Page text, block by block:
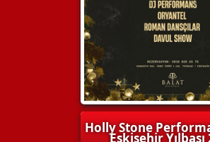
Holly Stone
Eskişehir Yılbaşı